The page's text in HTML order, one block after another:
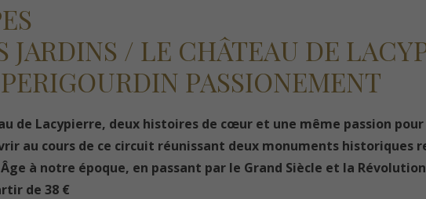
JARDINS / LE CHÂTEAU DE
PASSIONEMENT
de Lacypierre, deux histoires de cœur et une même passion
au cours de ce circuit réunissant deux monuments historiques
à notre époque, en passant par le Grand Siècle et la
de 38 €